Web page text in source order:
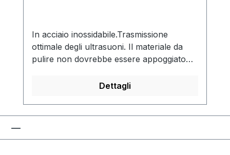
In acciaio inossidabile.Trasmissione
ottimale degli ultrasuoni. Il materiale da
pulire non dovrebbe essere appoggiato
Dettagli